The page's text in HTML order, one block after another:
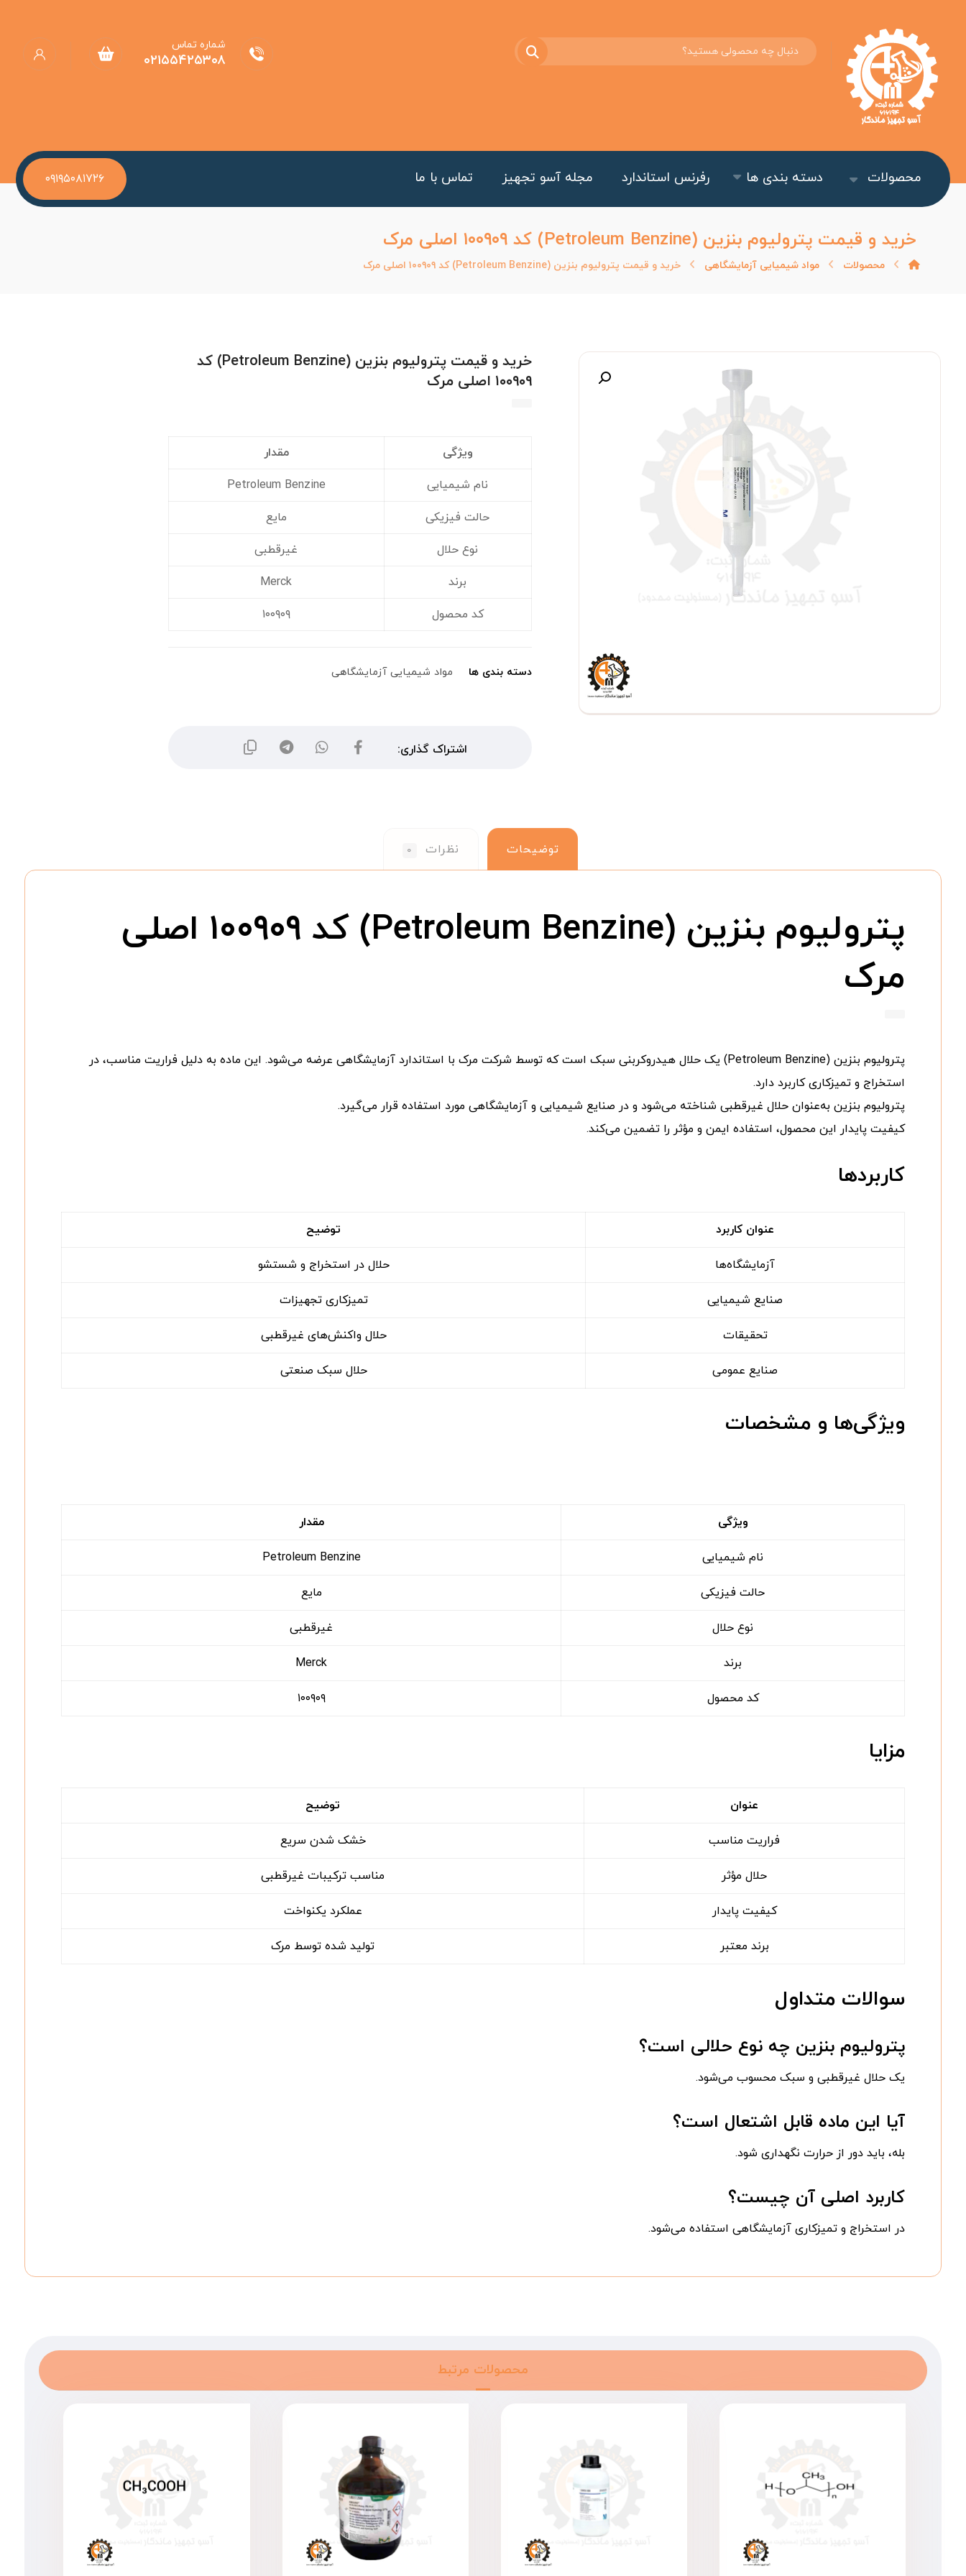
شماره تماس
۰۲۱۵۵۴۲۵۳۰۸
محصولات دسته بندی ها رفرنس استاندارد مجله آسو تجهیز تماس با ما ۰۹۱۹۵۰۸۱۷۲۶
خرید و قیمت پترولیوم بنزین (Petroleum Benzine) کد ۱۰۰۹۰۹ اصلی مرک
محصولات مواد شیمیایی آزمایشگاهی خرید و قیمت پترولیوم بنزین (Petroleum Benzine) کد ۱۰۰۹۰۹ اصلی مرک
خرید و قیمت پترولیوم بنزین (Petroleum Benzine) کد
۱۰۰۹۰۹ اصلی مرک
ویژگی مقدار
نام شیمیایی Petroleum Benzine
حالت فیزیکی مایع
نوع حلال غیرقطبی
برند Merck
کد محصول ۱۰۰۹۰۹
دسته بندی ها مواد شیمیایی آزمایشگاهی
توضیحات نظرات ۰
پترولیوم بنزین (Petroleum Benzine) کد ۱۰۰۹۰۹ اصلی
مرک
پترولیوم بنزین (Petroleum Benzine) یک حلال هیدروکربنی سبک است که توسط شرکت مرک با استاندارد آزمایشگاهی عرضه می‌شود. این ماده به دلیل فراریت مناسب، در
استخراج و تمیزکاری کاربرد دارد.
پترولیوم بنزین به‌عنوان حلال غیرقطبی شناخته می‌شود و در صنایع شیمیایی و آزمایشگاهی مورد استفاده قرار می‌گیرد.
کیفیت پایدار این محصول، استفاده ایمن و مؤثر را تضمین می‌کند.
کاربردها
عنوان کاربرد توضیح
آزمایشگاه‌ها حلال در استخراج و شستشو
صنایع شیمیایی تمیزکاری تجهیزات
تحقیقات حلال واکنش‌های غیرقطبی
صنایع عمومی حلال سبک صنعتی
ویژگی‌ها و مشخصات
ویژگی مقدار
نام شیمیایی Petroleum Benzine
حالت فیزیکی مایع
نوع حلال غیرقطبی
برند Merck
کد محصول ۱۰۰۹۰۹
مزایا
عنوان توضیح
فراریت مناسب خشک شدن سریع
حلال مؤثر مناسب ترکیبات غیرقطبی
کیفیت پایدار عملکرد یکنواخت
برند معتبر تولید شده توسط مرک
سوالات متداول
پترولیوم بنزین چه نوع حلالی است؟
یک حلال غیرقطبی و سبک محسوب می‌شود.
آیا این ماده قابل اشتعال است؟
بله، باید دور از حرارت نگهداری شود.
کاربرد اصلی آن چیست؟
در استخراج و تمیزکاری آزمایشگاهی استفاده می‌شود.
محصولات مرتبط